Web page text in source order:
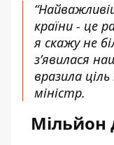
країни - це
я скажу не
зʼявилася
вразила
міністр.
Мільйон